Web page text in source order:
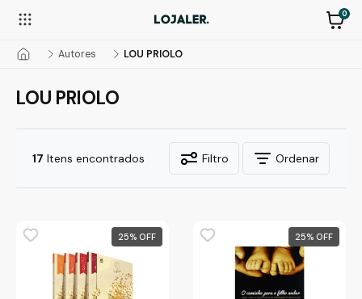
0
Autores LOU PRIOLO
LOU PRIOLO
17 Itens encontrados Filtro Ordenar
25% 25%